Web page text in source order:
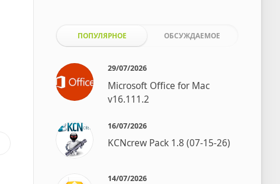
ПОПУЛЯРНОЕ ОБСУЖДАЕМОЕ
29/07/2026
Microsoft Office for Mac
v16.111.2
16/07/2026
KCNcrew Pack 1.8 (07-15-26)
14/07/2026